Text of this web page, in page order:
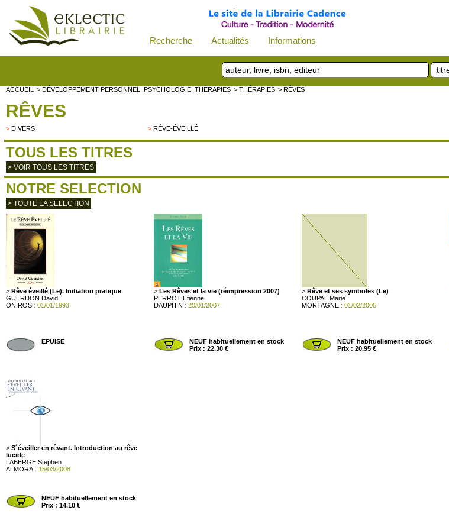
Recherche Actualités Informations
ACCUEIL > DÉVELOPPEMENT PERSONNEL, PSYCHOLOGIE, THÉRAPIES > THÉRAPIES > RÊVES
RÊVES
> DIVERS >RÊVE-ÉVEILLÉ
TOUS LES TITRES
> VOIR TOUS LES TITRES
NOTRE SELECTION
> TOUTE LA SELECTION
> Rêve éveillé (Le). Initiation pratique
GUERDON David
ONIROS : 01/01/1993
EPUISE
> Les Rêves et la vie (réimpression 2007)
PERROT Etienne
DAUPHIN : 20/01/2007
NEUF habituellement en stock
Prix : 22.30 €
> Rêve et ses symboles (Le)
COUPAL Marie
MORTAGNE : 01/02/2005
NEUF habituellement en stock
Prix : 20.95 €
> S´éveiller en rêvant. Introduction au rêve
lucide
LABERGE Stephen
ALMORA : 15/03/2008
NEUF habituellement en stock
Prix : 14.10 €